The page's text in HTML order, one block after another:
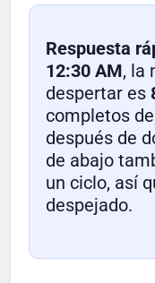
Respuesta
12:30 AM, la
despertar es
completos
después de
de abajo
un ciclo, así
despejado.